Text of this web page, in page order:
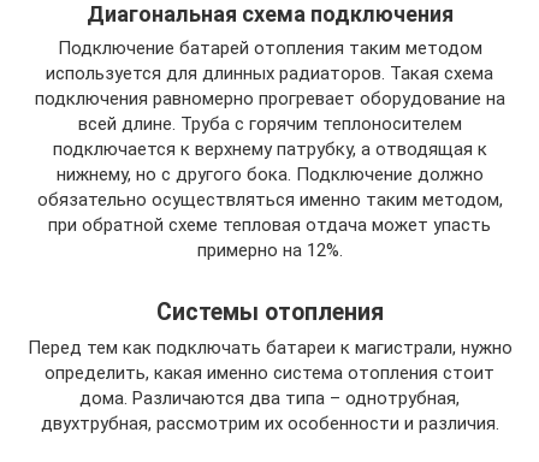
Диагональная схема подключения
Подключение батарей отопления таким методом
используется для длинных радиаторов. Такая схема
подключения равномерно прогревает оборудование на
всей длине. Труба с горячим теплоносителем
подключается к верхнему патрубку, а отводящая к
нижнему, но с другого бока. Подключение должно
обязательно осуществляться именно таким методом,
при обратной схеме тепловая отдача может упасть
примерно на 12%.
Системы отопления
Перед тем как подключать батареи к магистрали, нужно
определить, какая именно система отопления стоит
дома. Различаются два типа – однотрубная,
двухтрубная, рассмотрим их особенности и различия.